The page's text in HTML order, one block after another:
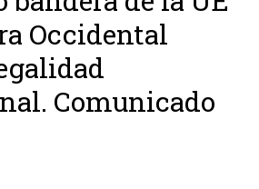
Occidental
Comunicado